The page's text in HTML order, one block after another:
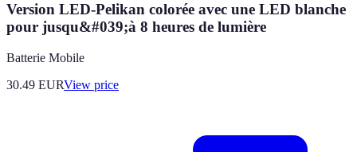
Version LED-Pelikan colorée avec une LED blanche
pour jusqu&#039;à 8 heures de lumière
Batterie Mobile
30.49 EURView price